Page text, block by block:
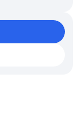
24.93 м
3,89 м2